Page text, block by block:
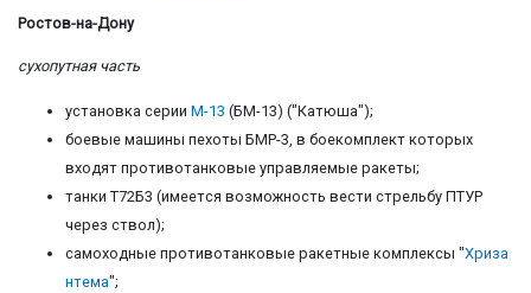
Ростов-на-Дону
сухопутная часть
установка серии М-13 (БМ-13) ("Катюша");
боевые машины пехоты БМР-3, в боекомплект которых
входят противотанковые управляемые ракеты;
танки Т72Б3 (имеется возможность вести стрельбу ПТУР
через ствол);
самоходные противотанковые ракетные комплексы "Хриза
нтема";